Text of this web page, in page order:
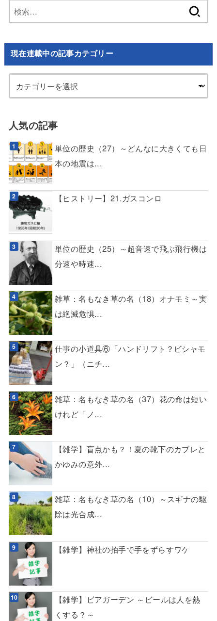
索:
現在連載中の記事カテゴリー
人気の記事
単位の歴史（27）～どんなに大きくても日
本の地震は...
【ヒストリー】21.ガスコンロ
単位の歴史（25）～超音速で飛ぶ飛行機は
分速や時速...
雑草：名もなき草の名（18）オナモミ～実
は絶滅危惧...
仕事の小道具⑥「ハンドリフト？ビシャモ
ン？」（ニチ...
雑草：名もなき草の名（37）花の命は短い
けれど「ノ...
【雑学】盲点かも？！夏の靴下のカブレと
かゆみの意外...
雑草：名もなき草の名（10）～スギナの駆
除は光合成...
【雑学】神社の拍手で手をずらすワケ
【雑学】ビアガーデン ～ビールは人を熱
くする？～